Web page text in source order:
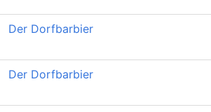
Der Dorfbarbier
Der Dorfbarbier